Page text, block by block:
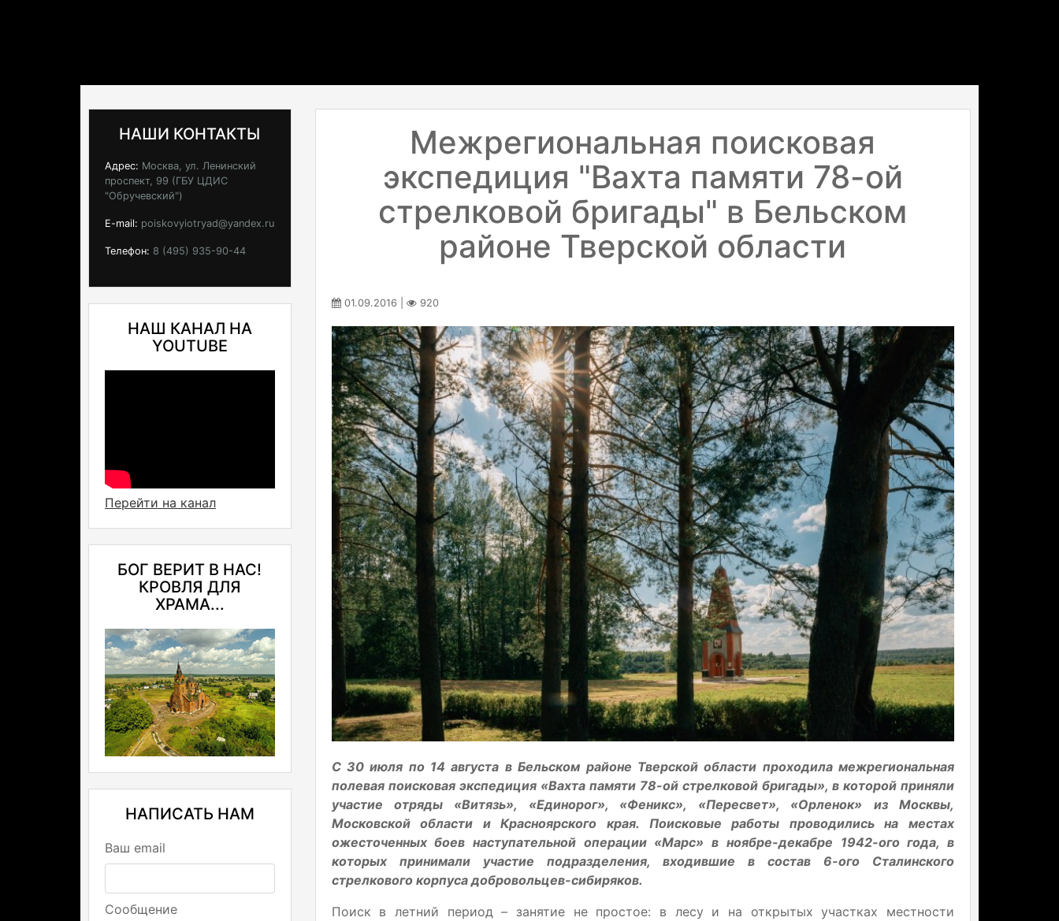
НАШИ КОНТАКТЫ
Адрес: Москва, ул. Ленинский
проспект, 99 (ГБУ ЦДИС
"Обручевский")
E-mail: poiskovyiotryad@yandex.ru
Телефон: 8 (495) 935-90-44
НАШ КАНАЛ НА
YOUTUBE
Перейти на канал
БОГ ВЕРИТ В НАС!
КРОВЛЯ ДЛЯ
ХРАМА...
НАПИСАТЬ НАМ
Ваш email
Сообщение
Межрегиональная поисковая
экспедиция "Вахта памяти 78-ой
стрелковой бригады" в Бельском
районе Тверской области
01.09.2016 | 920
С 30 июля по 14 августа в Бельском районе Тверской области проходила межрегиональная
полевая поисковая экспедиция «Вахта памяти 78-ой стрелковой бригады», в которой приняли
участие отряды «Витязь», «Единорог», «Феникс», «Пересвет», «Орленок» из Москвы,
Московской области и Красноярского края. Поисковые работы проводились на местах
ожесточенных боев наступательной операции «Марс» в ноябре-декабре 1942-ого года, в
которых принимали участие подразделения, входившие в состав 6-ого Сталинского
стрелкового корпуса добровольцев-сибиряков.
Поиск в летний период – занятие не простое: в лесу и на открытых участках местности